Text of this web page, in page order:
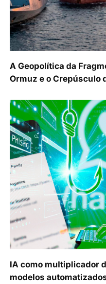
A Geopolítica da
Ormuz e o Crepúsculo
IA como multiplicador
modelos